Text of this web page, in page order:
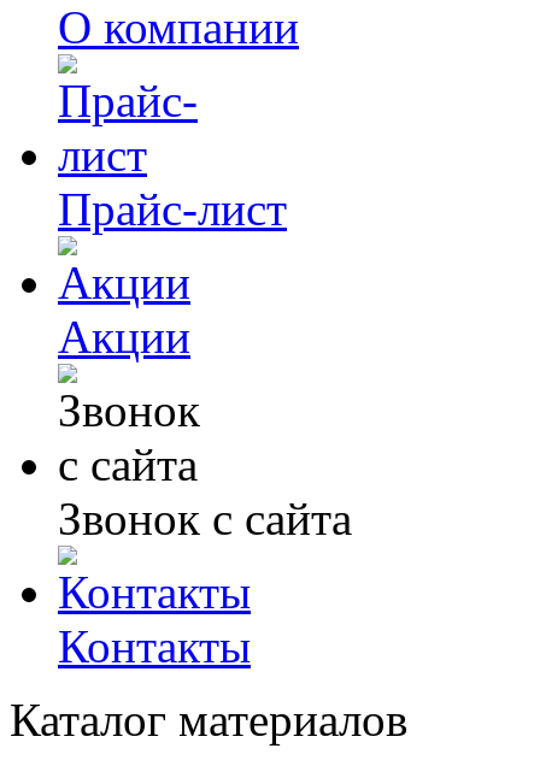
О компании
Прайс-лист
Акции
Звонок с сайта
Контакты
Каталог материалов